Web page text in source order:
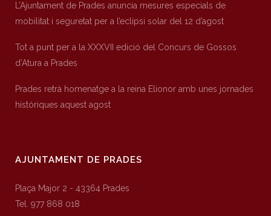
L’Ajuntament de Prades anuncia mesures especials de
mobilitat i seguretat per a l’eclipsi solar del 12 d’agost
Tot a punt per a la XXXVII edició del Concurs de Gossos
d’Atura a Prades
Prades retrà homenatge a la reina Elionor amb unes jornades
històriques aquest agost
AJUNTAMENT DE PRADES
Plaça Major 2 - 43364 Prades
Tel. 977 868 018